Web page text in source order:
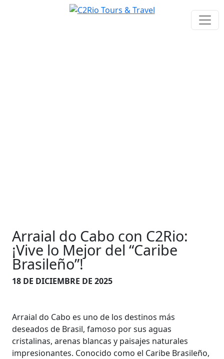
Arraial do Cabo con C2Rio:
¡Vive lo Mejor del “Caribe
Brasileño”!
18 DE DICIEMBRE DE 2025
Arraial do Cabo es uno de los destinos más
deseados de Brasil, famoso por sus aguas
cristalinas, arenas blancas y paisajes naturales
impresionantes. Conocido como el Caribe Brasileño,